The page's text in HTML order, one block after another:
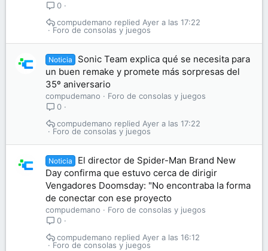
0
Foro de consolas y juegos
Ayer a las 17:22
compudemano
Noticia
Sonic Team explica qué se necesita para
un buen remake y promete más sorpresas del
35º aniversario
compudemano
Foro de consolas y juegos
0
Foro de consolas y juegos
Ayer a las 17:22
compudemano
Noticia
El director de Spider-Man Brand New
Day confirma que estuvo cerca de dirigir
Vengadores Doomsday: "No encontraba la forma
de conectar con ese proyecto
compudemano
Foro de consolas y juegos
0
Foro de consolas y juegos
Ayer a las 16:12
compudemano